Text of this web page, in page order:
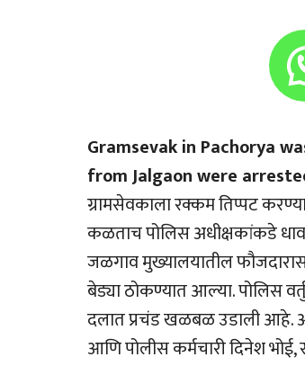
Gramsevak in Pachorya
from Jalgaon were
ग्रामसेवकाला रक्कम तिप्पट
कळताच पोलिस अधीक्षकांकडे धाव
जळगाव मुख्यालयातील
बेड्या ठोकण्यात आल्या. पोलिस
दलात प्रचंड खळबळ उडाली आहे.
आणि पोलीस कर्मचारी दिनेश